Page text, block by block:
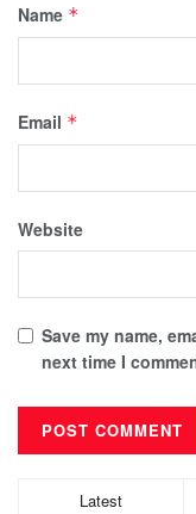
Name *
Email *
Website
Save my name,
next time I
Latest